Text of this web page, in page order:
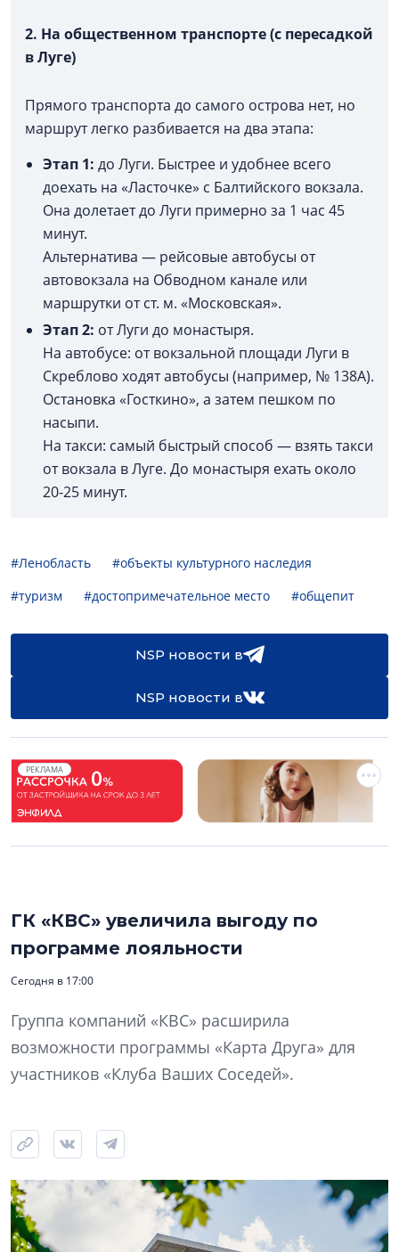
2. На общественном транспорте (с пересадкой
в Луге)
Прямого транспорта до самого острова нет, но
маршрут легко разбивается на два этапа:
Этап 1: до Луги. Быстрее и удобнее всего
доехать на «Ласточке» с Балтийского вокзала.
Она долетает до Луги примерно за 1 час 45
минут.
Альтернатива — рейсовые автобусы от
автовокзала на Обводном канале или
маршрутки от ст. м. «Московская».
Этап 2: от Луги до монастыря.
На автобусе: от вокзальной площади Луги в
Скреблово ходят автобусы (например, № 138А).
Остановка «Госткино», а затем пешком по
насыпи.
На такси: самый быстрый способ — взять такси
от вокзала в Луге. До монастыря ехать около
20-25 минут.
#Ленобласть
#объекты культурного наследия
#туризм
#достопримечательное место #общепит
NSP новости в
NSP новости в
РЕКЛАМА
ГК «КВС» увеличила выгоду по
программе лояльности
Сегодня в 17:00
Группа компаний «КВС» расширила
возможности программы «Карта Друга» для
участников «Клуба Ваших Соседей».